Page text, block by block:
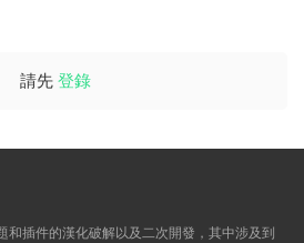
請先 登錄
和插件的漢化破解以及二次開發，其中涉及到